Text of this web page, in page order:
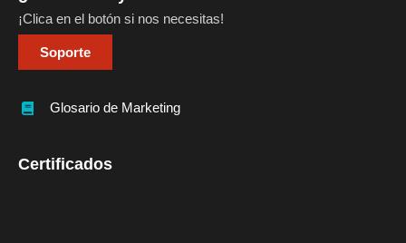
¡Clica en el botón si nos necesitas!
Soporte
Glosario de Marketing
Certificados